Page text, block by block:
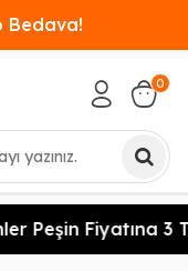
Bedava!
0
Peşin Fiyatına 3